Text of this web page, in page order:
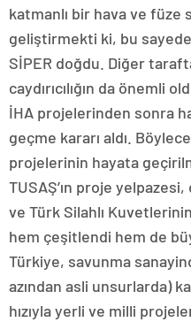
katmanlı bir hava ve füze
geliştirmekti ki, bu
SİPER doğdu. Diğer
caydırıcılığın da önemli
İHA projelerinden sonra
geçme kararı aldı.
projelerinin hayata
TUSAŞ’ın proje
ve Türk Silahlı
hem çeşitlendi hem de
Türkiye, savunma
azından asli unsurlarda)
hızıyla yerli ve milli